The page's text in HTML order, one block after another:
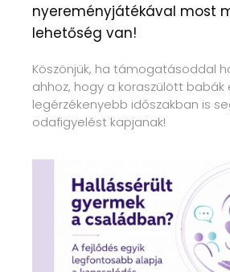
nyereményjátékával most
lehetőség van!
Köszönjük, ha támogatásoddal
ahhoz, hogy a koraszülött babák
legérzékenyebb időszakban is
odafigyelést kapjanak!